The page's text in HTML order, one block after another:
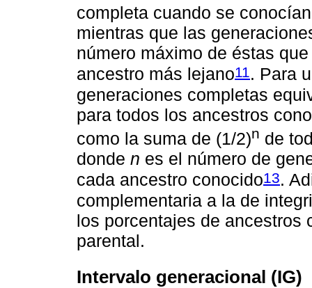
completa cuando se
mientras que las
número máximo de éstas
ancestro más lejano11 . Para
generaciones completas
para todos los ancestros
como la suma de (1/2)n de
donde n es el número de
cada ancestro conocido13.
complementaria a la de
los porcentajes de ancestros
parental.
Intervalo generacional (IG)